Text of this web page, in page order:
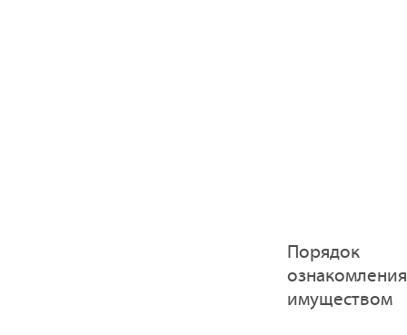
Порядок
имуществом